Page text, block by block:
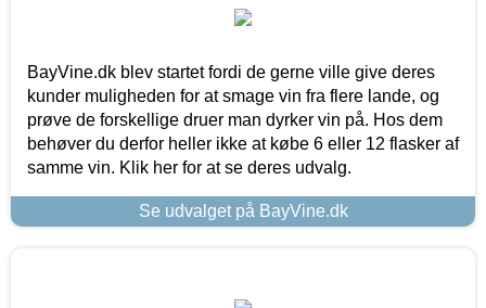
BayVine.dk blev startet fordi de gerne ville give deres
kunder muligheden for at smage vin fra flere lande, og
prøve de forskellige druer man dyrker vin på. Hos dem
behøver du derfor heller ikke at købe 6 eller 12 flasker af
samme vin. Klik her for at se deres udvalg.
Se udvalget på BayVine.dk